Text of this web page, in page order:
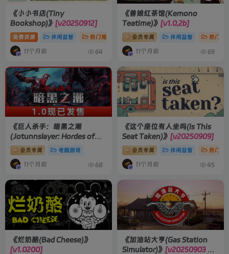
《小小书店(Tiny
Bookshop)》 [v20250912]
免费资源 休闲益智 热门推荐 电脑游戏
11个月前 64
《兽娘红茶馆(Kemono
Teatime)》 [v1.0,2b]
会员专属 休闲益智 热门推
11个月前 69
《巨人杀手：暗黑之潮
(Jotunnslayer: Hordes of
Hel)》[v1.0.0.87582]
会员专属 电脑游戏
11个月前 68
《这个座位有人坐吗(Is This
Seat Taken)》 [v20250909]
会员专属 休闲益智 热门推
11个月前 45
《烂奶酪(Bad Cheese)》
[v1.0200]
《加油站大亨(Gas Station
Simulator)》 [v20250903 整